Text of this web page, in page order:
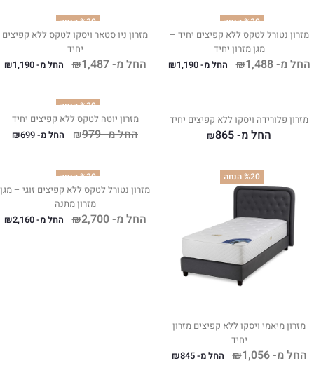
%20 הנחה
מזרון נטורל לטקס ללא קפיצים יחיד –
מגן מזרון יחיד
החל מ- ₪1,488 החל מ- ₪1,190
%20 הנחה
מזרון ניו סטאר ויסקו לטקס ללא קפיצים
יחיד
החל מ- ₪1,487 החל מ- ₪1,190
מזרון פלורידה ויסקו ללא קפיצים יחיד
החל מ- ₪865
%29 הנחה
מזרון יוטה לטקס ללא קפיצים יחיד
החל מ- ₪979 החל מ- ₪699
%20 הנחה
מזרון מיאמי ויסקו ללא קפיצים מזרון
יחיד
החל מ- ₪1,056 החל מ- ₪845
%20 הנחה
מזרון נטורל לטקס ללא קפיצים זוגי – מגן
מזרון מתנה
החל מ- ₪2,700 החל מ- ₪2,160